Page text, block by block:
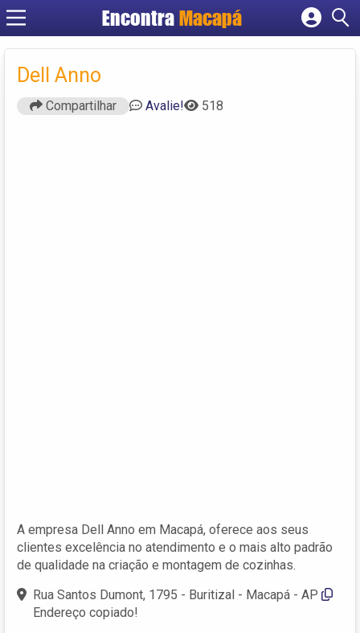
EncontraMacapá
Cadastrar empresa
Dell Anno
Compartilhar Avalie! 518
A empresa Dell Anno em Macapá, oferece aos seus
clientes excelência no atendimento e o mais alto padrão
de qualidade na criação e montagem de cozinhas.
Rua Santos Dumont, 1795 - Buritizal - Macapá - AP
Endereço copiado!